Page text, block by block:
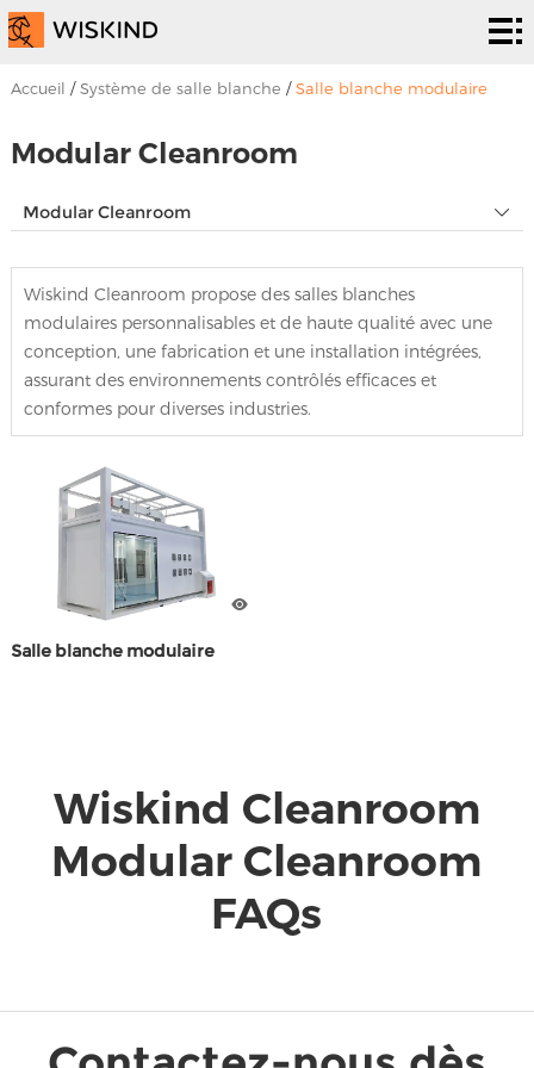
Système
de salle
Services
Solutions
propos
nous
Nouvelles &
événements
Contactez
nous
Accueil /Système de salle blanche /Salle blanche modulaire
Modular Cleanroom
Modular Cleanroom
Wiskind Cleanroom propose des salles blanches
modulaires personnalisables et de haute qualité avec une
conception, une fabrication et une installation intégrées,
assurant des environnements contrôlés efficaces et
conformes pour diverses industries.
Salle blanche modulaire
Wiskind Cleanroom
Modular Cleanroom
FAQs